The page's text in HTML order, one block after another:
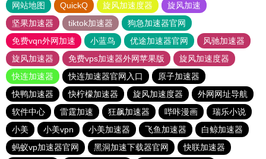
网站地图 QuickQ 旋风加速度器
旋风加速
坚果加速器
tiktok加速器
狗急加速器官网
免费vqn外网加速
小蓝鸟 优途加速器官网
风驰加速器
旋风加速器
免费vps加速器外网苹果版
旋风加速度器
快连加速器
快连加速器官网入口
原子加速器
快鸭加速器
快柠檬加速器 旋风加速度器
外网网址导航
软件中心
雷霆加速 狂飙加速器 哔咔漫画
瑞乐小说
小美
小美vpn 小美加速器 飞鱼加速器
白鲸加速器
蚂蚁vp加速器官网
黑洞加速下载器官网 快联加速器